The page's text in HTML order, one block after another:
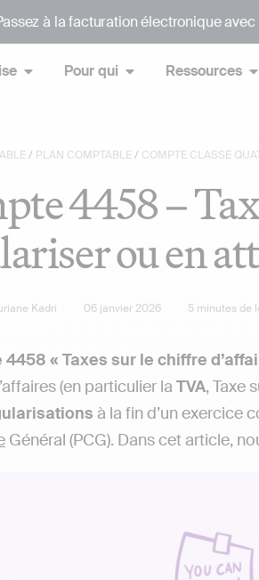
à la facturation électronique avec
Pour qui Ressources
/ PLAN COMPTABLE/ COMPTE CLASSE
4458 –
ou en
Kadri 06 janvier 2026 5 minutes de
« Taxes sur le chiffre
(en particulier la TVA, Taxe
à la fin d’un exercice
Général (PCG). Dans cet article,